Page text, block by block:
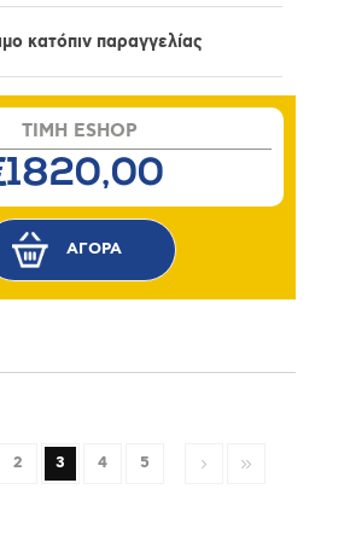
κατόπιν παραγγελίας
TIMH ESHOP
2 3 4 5